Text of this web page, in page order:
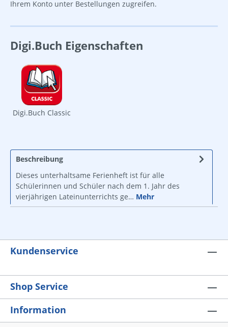
Ihrem Konto unter Bestellungen zugreifen.
Digi.Buch Eigenschaften
Digi.Buch Classic
Beschreibung
Dieses unterhaltsame Ferienheft ist für alle
Schülerinnen und Schüler nach dem 1. Jahr des
vierjährigen Lateinunterrichts ge… Mehr
Kundenservice
Shop Service
Information